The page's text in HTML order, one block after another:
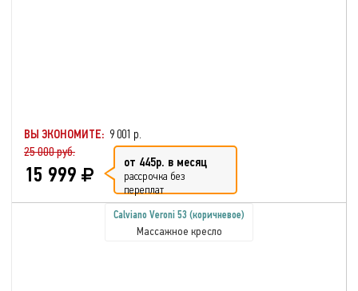
ВЫ ЭКОНОМИТЕ: 9 001 р.
25 000 руб.
15 999 от 445р. в месяц
рассрочка без
переплат
Calviano Veroni 53 (коричневое)
Массажное кресло